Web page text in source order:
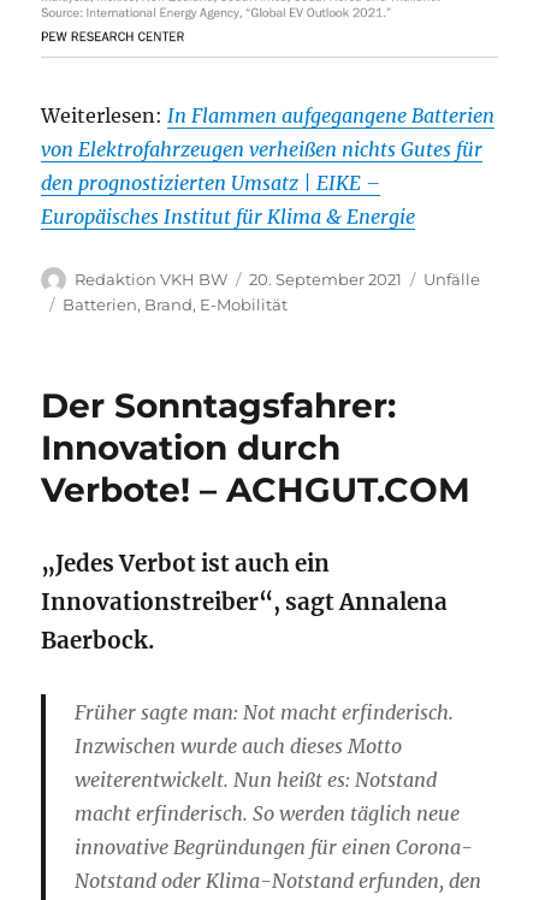
Weiterlesen: In Flammen aufgegangene Batterien
von Elektrofahrzeugen verheißen nichts Gutes für
den prognostizierten Umsatz | EIKE –
Europäisches Institut für Klima & Energie
Autor
Redaktion VKH BW
Veröffentlicht
am
20. September 2021 Kategorien
Unfälle
Schlagwörter
Batterien, Brand, E-Mobilität
Der Sonntagsfahrer:
Innovation durch
Verbote! – ACHGUT.COM
„Jedes Verbot ist auch ein
Innovationstreiber“, sagt Annalena
Baerbock.
Früher sagte man: Not macht erfinderisch.
Inzwischen wurde auch dieses Motto
weiterentwickelt. Nun heißt es: Notstand
macht erfinderisch. So werden täglich neue
innovative Begründungen für einen Corona-
Notstand oder Klima-Notstand erfunden, den